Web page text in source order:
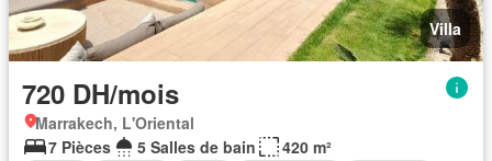
Villa
720 DH/mois
Marrakech, L'Oriental
7 Pièces
5 Salles de bain
420 m²